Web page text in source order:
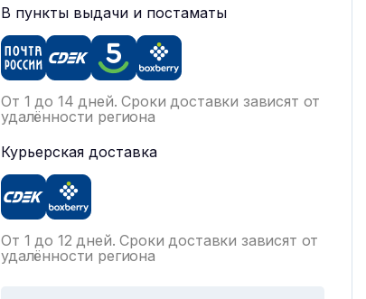
В пункты выдачи и постаматы
От 1 до 14 дней. Сроки доставки зависят от
удалённости региона
Курьерская доставка
От 1 до 12 дней. Сроки доставки зависят от
удалённости региона